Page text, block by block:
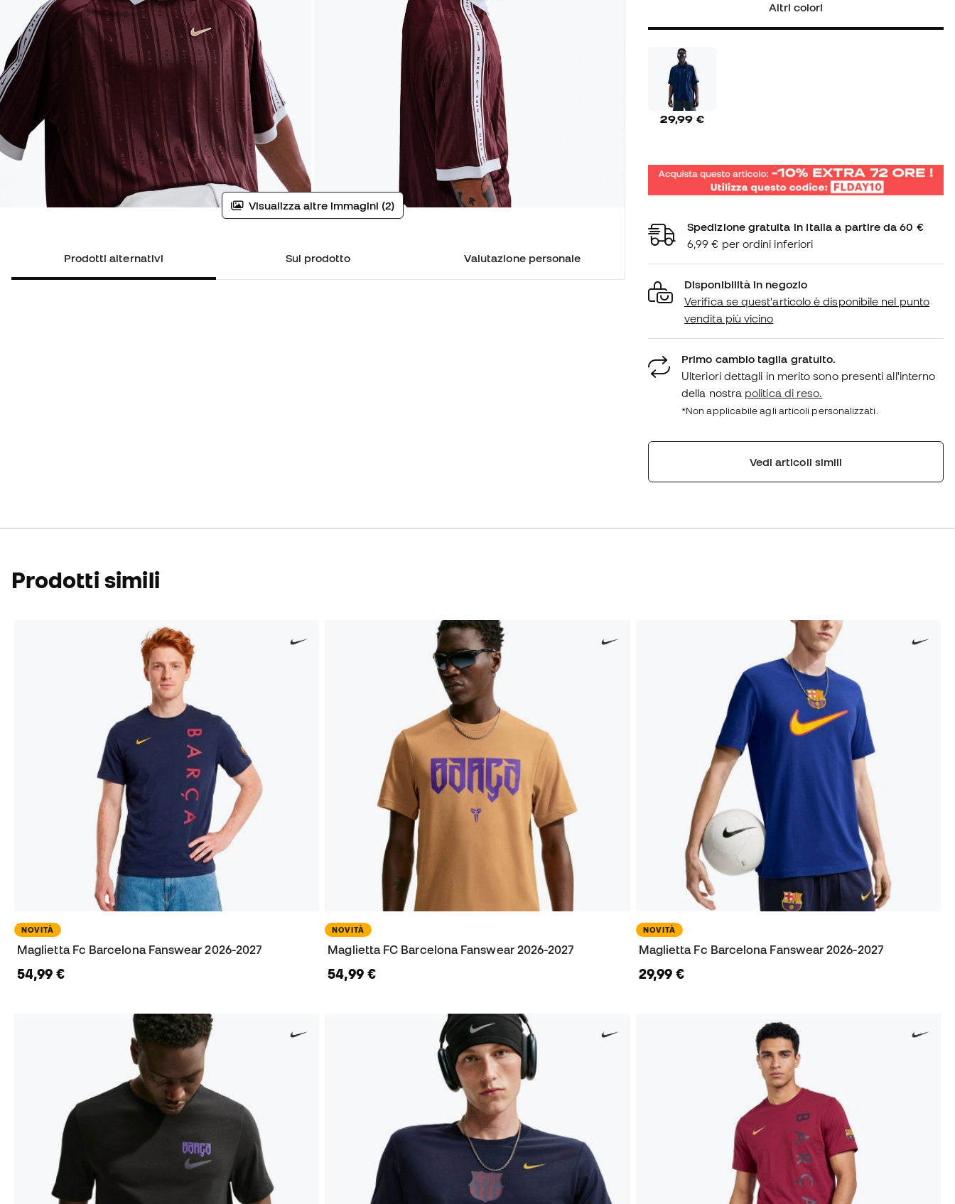
Visualizza altre immagini (2)
Prodotti alternativi Sul prodotto Valutazione personale
Altri colori
29,99 €
Spedizione gratuita in Italia a partire da 60 €
6,99 € per ordini inferiori
Disponibilità in negozio
Verifica se quest'articolo è disponibile nel punto
vendita più vicino
Primo cambio taglia gratuito.
Ulteriori dettagli in merito sono presenti all'interno
della nostra politica di reso.
*Non applicabile agli articoli personalizzati.
Vedi articoli simili
Prodotti simili
NOVITÀ
Maglietta Fc Barcelona Fanswear 2026-2027
54,99 €
NOVITÀ
Maglietta FC Barcelona Fanswear 2026-2027
54,99 €
NOVITÀ
Maglietta Fc Barcelona Fanswear 2026-2027
29,99 €